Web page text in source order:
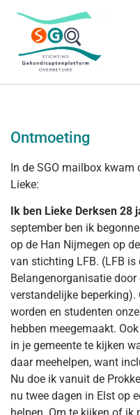
Ontmoeting
In de SGO mailbox
Lieke:
Ik ben Lieke Derksen 28
september ben ik
op de Han Nijmegen op
van stichting LFB. (LFB is
Belangenorganisatie
verstandelijke
worden en studenten
hebben meegemaakt.
in je gemeente te kijken
daar meehelpen, want
Nu doe ik vanuit de
nu twee dagen in Elst op